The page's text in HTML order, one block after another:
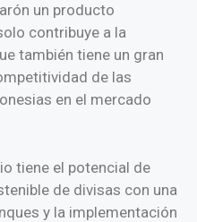
un producto
contribuye a la
también tiene un gran
de las
en el mercado
tiene el potencial de
de divisas con una
y la implementación